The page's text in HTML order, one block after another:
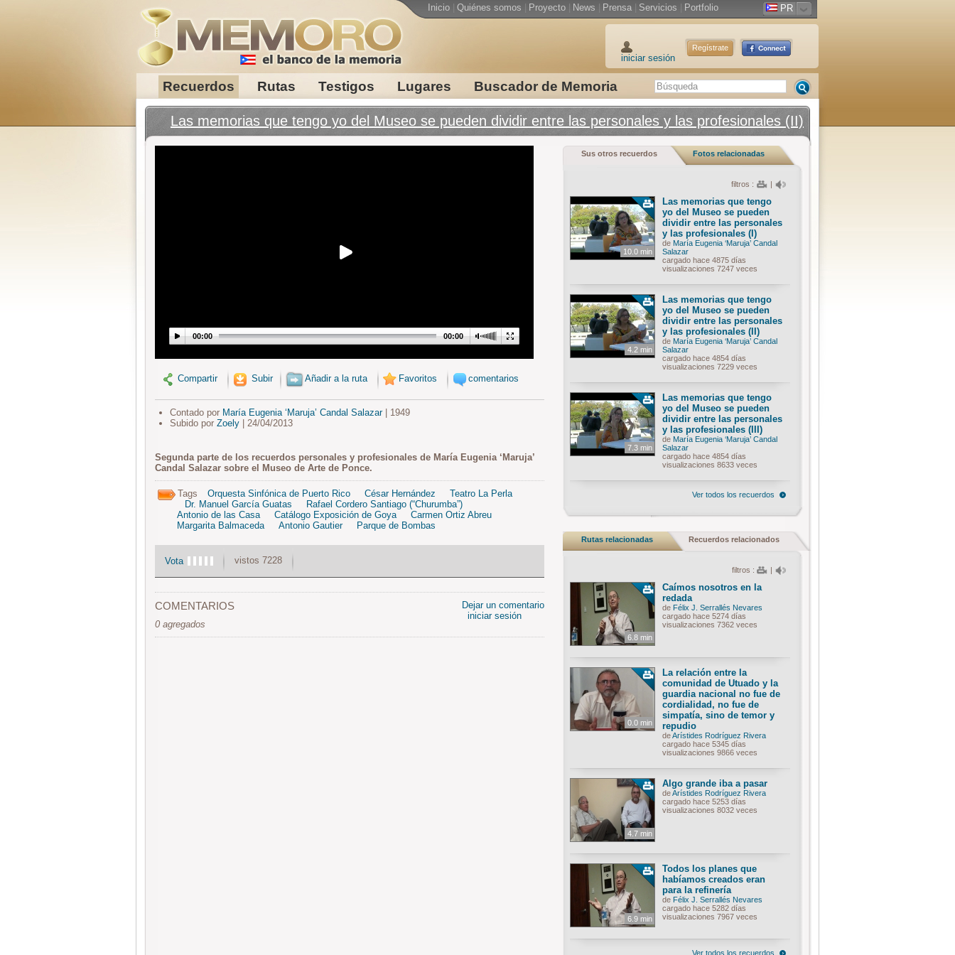
Recuerdos Rutas Testigos Lugares Buscador de Memoria
Inicio Quiénes somos Proyecto News Prensa Servicios Portfolio PR
iniciar sesión
Regístrate
Las memorias que tengo yo del Museo se pueden dividir entre las personales y las profesionales (II)
00:00 00:00
Compartir Subir Añadir a la ruta Favoritos comentarios
Contado por María Eugenia ‘Maruja’ Candal Salazar| 1949
Subido por Zoely| 24/04/2013
Segunda parte de los recuerdos personales y profesionales de María Eugenia ‘Maruja’
Candal Salazar sobre el Museo de Arte de Ponce.
Tags Orquesta Sinfónica de Puerto Rico César Hernández
Teatro La Perla
Dr. Manuel García Guatas
Rafael Cordero Santiago (“Churumba”)
Antonio de las Casa
Catálogo Exposición de Goya
Carmen Ortiz Abreu
Margarita Balmaceda
Antonio Gautier Parque de Bombas
Vota vistos 7228
COMENTARIOS
0 agregados
Dejar un comentario
iniciar sesión
Sus otros recuerdos Fotos relacionadas
filtros : |
10.0 min
Las memorias que tengo
yo del Museo se pueden
dividir entre las personales
y las profesionales (I)
de María Eugenia ‘Maruja’ Candal
Salazar
cargado hace 4875 días
visualizaciones 7247 veces
4.2 min
Las memorias que tengo
yo del Museo se pueden
dividir entre las personales
y las profesionales (II)
de María Eugenia ‘Maruja’ Candal
Salazar
cargado hace 4854 días
visualizaciones 7229 veces
7.3 min
Las memorias que tengo
yo del Museo se pueden
dividir entre las personales
y las profesionales (III)
de María Eugenia ‘Maruja’ Candal
Salazar
cargado hace 4854 días
visualizaciones 8633 veces
Ver todos los recuerdos
Rutas relacionadas Recuerdos relacionados
filtros : |
6.8 min
Caímos nosotros en la
redada
de Félix J. Serrallés Nevares
cargado hace 5274 días
visualizaciones 7362 veces
0.0 min
La relación entre la
comunidad de Utuado y la
guardia nacional no fue de
cordialidad, no fue de
simpatía, sino de temor y
repudio
deArístides Rodríguez Rivera
cargado hace 5345 días
visualizaciones 9866 veces
4.7 min
Algo grande iba a pasar
deArístides Rodríguez Rivera
cargado hace 5253 días
visualizaciones 8032 veces
6.9 min
Todos los planes que
habíamos creados eran
para la refinería
de Félix J. Serrallés Nevares
cargado hace 5282 días
visualizaciones 7967 veces
Ver todos los recuerdos